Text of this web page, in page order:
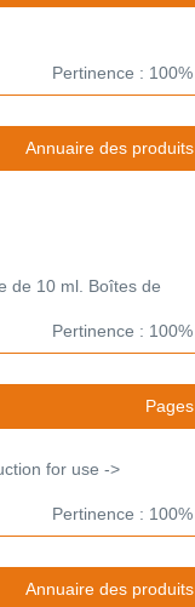
Pertinence : 100%
Annuaire des produits
de 10 ml. Boîtes de
Pertinence : 100%
Pages
for use ->
Pertinence : 100%
Annuaire des produits